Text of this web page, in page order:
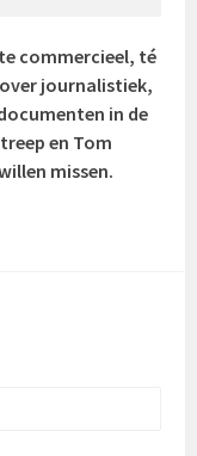
commercieel, té
journalistiek,
in de
en Tom
missen.